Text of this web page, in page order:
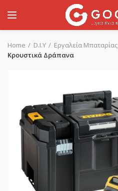
Home D.I.Y Εργαλεία Μπαταρίας
Κρουστικά Δράπανα